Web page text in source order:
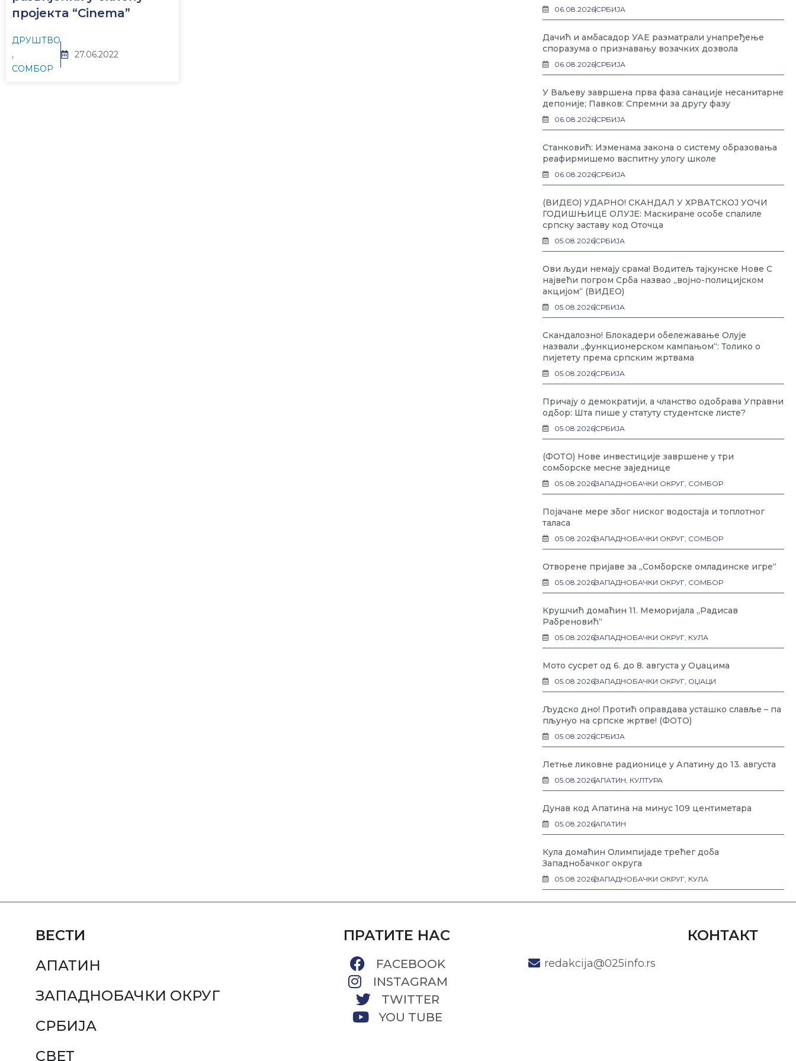
пројекта “Cinema”
ДРУШТВО
,
СОМБОР
27.06.2022
06.08.2026СРБИЈА
Дачић и амбасадор УАЕ разматрали унапређење
споразума о признавању возачких дозвола
06.08.2026СРБИЈА
У Ваљеву завршена прва фаза санације несанитарне
депоније; Павков: Спремни за другу фазу
06.08.2026СРБИЈА
Станковић: Изменама закона о систему образовања
реафирмишемо васпитну улогу школе
06.08.2026СРБИЈА
(ВИДЕО) УДАРНО! СКАНДАЛ У ХРВАТСКОЈ УОЧИ
ГОДИШЊИЦЕ ОЛУЈЕ: Маскиране особе спалиле
српску заставу код Оточца
05.08.2026СРБИЈА
Ови људи немају срама! Водитељ тајкунске Нове С
највећи погром Срба назвао „војно-полицијском
акцијом“ (ВИДЕО)
05.08.2026СРБИЈА
Скандалозно! Блокадери обележавање Олује
назвали „функционерском кампањом“: Толико о
пијетету према српским жртвама
05.08.2026СРБИЈА
Причају о демократији, а чланство одобрава Управни
одбор: Шта пише у статуту студентске листе?
05.08.2026СРБИЈА
(ФОТО) Нове инвестиције завршене у три
сомборске месне заједнице
05.08.2026ЗАПАДНОБАЧКИ ОКРУГ, СОМБОР
Појачане мере због ниског водостаја и топлотног
таласа
05.08.2026ЗАПАДНОБАЧКИ ОКРУГ, СОМБОР
Отворене пријаве за „Сомборске омладинске игре“
05.08.2026ЗАПАДНОБАЧКИ ОКРУГ, СОМБОР
Крушчић домаћин 11. Меморијала „Радисав
Рабреновић“
05.08.2026ЗАПАДНОБАЧКИ ОКРУГ, КУЛА
Мото сусрет од 6. до 8. августа у Оџацима
05.08.2026ЗАПАДНОБАЧКИ ОКРУГ, ОЏАЦИ
Људско дно! Протић оправдава усташко славље – па
пљунуо на српске жртве! (ФОТО)
05.08.2026СРБИЈА
Летње ликовне радионице у Апатину до 13. августа
05.08.2026АПАТИН, КУЛТУРА
Дунав код Апатина на минус 109 центиметара
05.08.2026АПАТИН
Кула домаћин Олимпијаде трећег доба
Западнобачког округа
05.08.2026ЗАПАДНОБАЧКИ ОКРУГ, КУЛА
ВЕСТИ
АПАТИН
ЗАПАДНОБАЧКИ ОКРУГ
СРБИЈА
СВЕТ
ПРАТИТЕ НАС
FACEBOOK
INSTAGRAM
TWITTER
YOU TUBE
КОНТАКТ
redakcija@025info.rs